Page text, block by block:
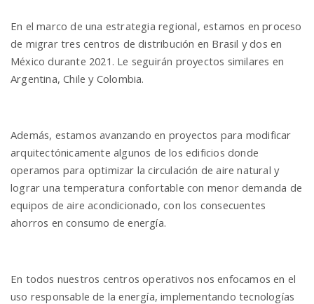
En el marco de una estrategia regional, estamos en proceso
de migrar tres centros de distribución en Brasil y dos en
México durante 2021. Le seguirán proyectos similares en
Argentina, Chile y Colombia.
Además, estamos avanzando en proyectos para modificar
arquitectónicamente algunos de los edificios donde
operamos para optimizar la circulación de aire natural y
lograr una temperatura confortable con menor demanda de
equipos de aire acondicionado, con los consecuentes
ahorros en consumo de energía.
En todos nuestros centros operativos nos enfocamos en el
uso responsable de la energía, implementando tecnologías